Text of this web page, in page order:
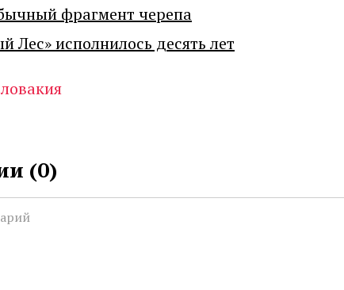
фрагмент черепа
Лес» исполнилось десять лет
(0)